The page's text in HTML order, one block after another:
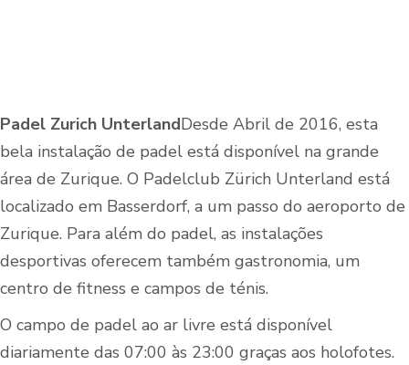
Padel Zurich UnterlandDesde Abril de 2016, esta
bela instalação de padel está disponível na grande
área de Zurique. O Padelclub Zürich Unterland está
localizado em Basserdorf, a um passo do aeroporto de
Zurique. Para além do padel, as instalações
desportivas oferecem também gastronomia, um
centro de fitness e campos de ténis.
O campo de padel ao ar livre está disponível
diariamente das 07:00 às 23:00 graças aos holofotes.